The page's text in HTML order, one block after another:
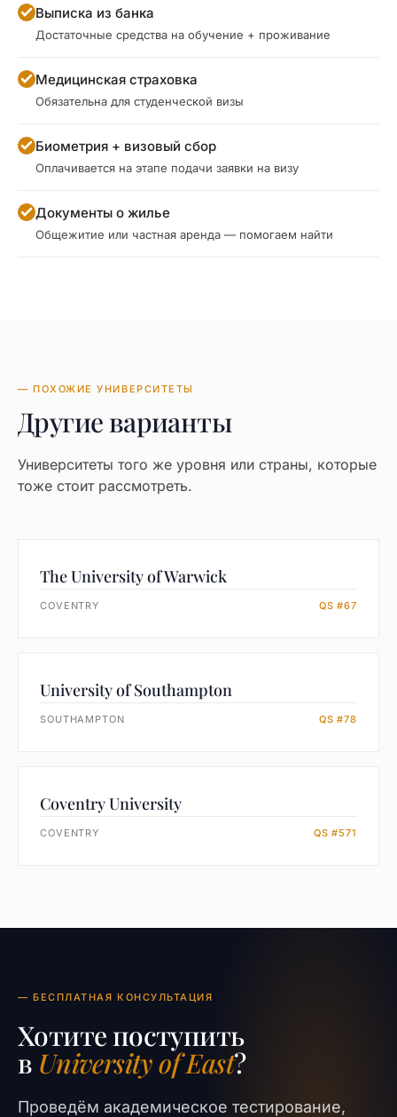
Выписка из банка
Достаточные средства на обучение + проживание
Медицинская страховка
Обязательна для студенческой визы
Биометрия + визовый сбор
Оплачивается на этапе подачи заявки на визу
Документы о жилье
Общежитие или частная аренда — помогаем найти
— ПОХОЖИЕ УНИВЕРСИТЕТЫ
Другие варианты
Университеты того же уровня или страны, которые
тоже стоит рассмотреть.
The University of Warwick
COVENTRY QS #67
University of Southampton
SOUTHAMPTON QS #78
Coventry University
COVENTRY QS #571
— БЕСПЛАТНАЯ КОНСУЛЬТАЦИЯ
Хотите поступить
в University of East?
Проведём академическое тестирование,